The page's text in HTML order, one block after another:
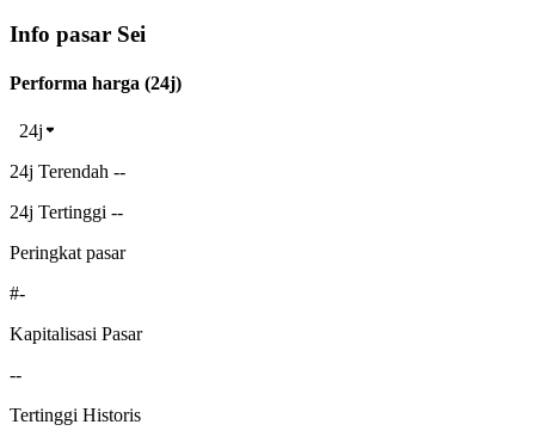
Info pasar Sei
Performa harga (24j)
24j
24j Terendah --
24j Tertinggi --
Peringkat pasar
#-
Kapitalisasi Pasar
--
Tertinggi Historis